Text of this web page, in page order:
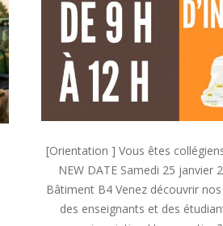
[Orientation ] Vous êtes
NEW DATE Samedi 25 janvier
Bâtiment B4 Venez découvrir
des enseignants et des